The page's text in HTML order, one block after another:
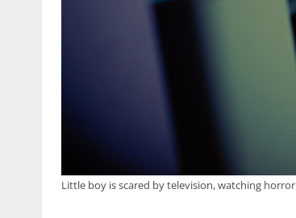
Little boy is scared by television, watching horror